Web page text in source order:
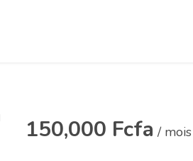
150,000 Fcfa / mois